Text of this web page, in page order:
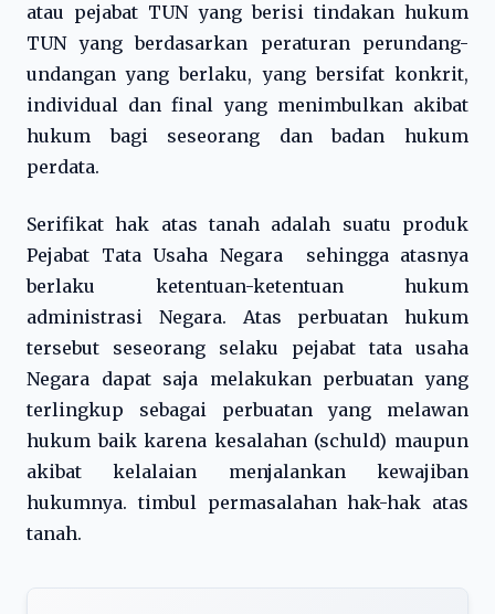
atau pejabat TUN yang berisi tindakan hukum
TUN yang berdasarkan peraturan perundang-
undangan yang berlaku, yang bersifat konkrit,
individual dan final yang menimbulkan akibat
hukum bagi seseorang dan badan hukum
perdata.
Serifikat hak atas tanah adalah suatu produk
Pejabat Tata Usaha Negara sehingga atasnya
berlaku ketentuan-ketentuan hukum
administrasi Negara. Atas perbuatan hukum
tersebut seseorang selaku pejabat tata usaha
Negara dapat saja melakukan perbuatan yang
terlingkup sebagai perbuatan yang melawan
hukum baik karena kesalahan (schuld) maupun
akibat kelalaian menjalankan kewajiban
hukumnya. timbul permasalahan hak-hak atas
tanah.